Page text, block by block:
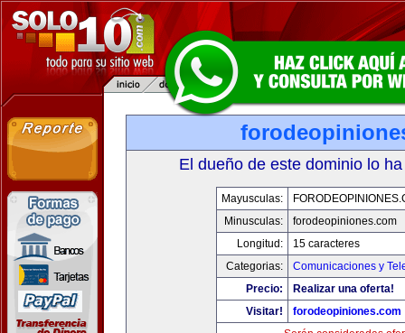
El dueño de este dominio lo
Mayusculas:
Minusculas:
forodeopiniones.com
Longitud:
15 caracteres
Categorias:
Comunicaciones y
Precio:
Realizar una oferta!
Visitar!
forodeopiniones.com